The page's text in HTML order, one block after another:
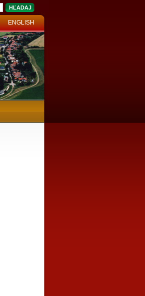
ENGLISH